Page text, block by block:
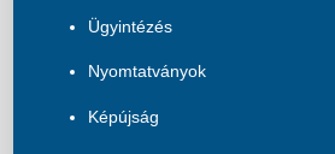
Ügyintézés
Nyomtatványok
Képújság